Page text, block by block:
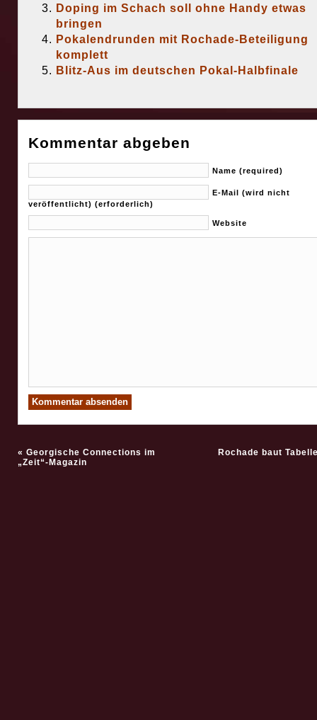
Doping im Schach soll ohne Handy etwas
bringen
Pokalendrunden mit Rochade-Beteiligung
komplett
Blitz-Aus im deutschen Pokal-Halbfinale
Kommentar abgeben
Name (required)
E-Mail (wird nicht
veröffentlicht) (erforderlich)
Website
« Georgische Connections im
„Zeit“-Magazin
Rochade baut